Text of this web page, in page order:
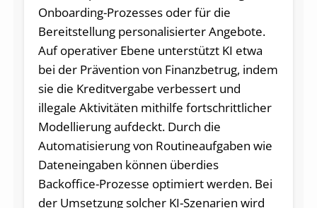
Onboarding-Prozesses oder für die
Bereitstellung personalisierter Angebote.
Auf operativer Ebene unterstützt KI etwa
bei der Prävention von Finanzbetrug, indem
sie die Kreditvergabe verbessert und
illegale Aktivitäten mithilfe fortschrittlicher
Modellierung aufdeckt. Durch die
Automatisierung von Routineaufgaben wie
Dateneingaben können überdies
Backoffice-Prozesse optimiert werden. Bei
der Umsetzung solcher KI-Szenarien wird